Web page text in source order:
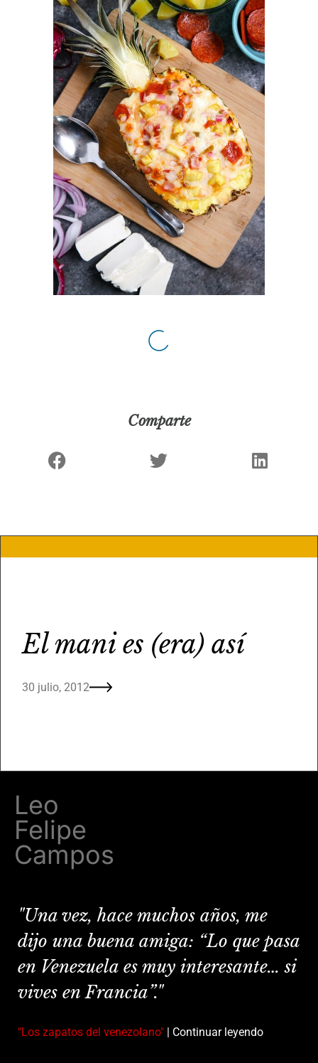
El mani es (era) así
Felipe
Campos
dijo una buena amiga: “Lo que pasa
en Venezuela es muy interesante… si
vives en Francia”."